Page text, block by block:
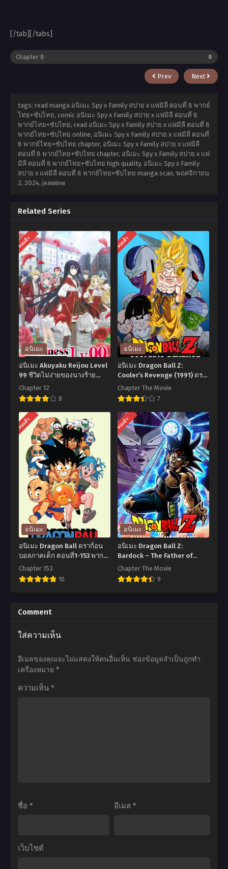
[/tab][/tabs]
Prev Next
tags: read manga อนิเมะ Spy x Family สปาย x แฟมิลี ตอนที่ 8 พากย์
ไทย+ซับไทย, comic อนิเมะ Spy x Family สปาย x แฟมิลี ตอนที่ 8
พากย์ไทย+ซับไทย, read อนิเมะ Spy x Family สปาย x แฟมิลี ตอนที่ 8
พากย์ไทย+ซับไทย online, อนิเมะ Spy x Family สปาย x แฟมิลี ตอนที่
8 พากย์ไทย+ซับไทย chapter, อนิเมะ Spy x Family สปาย x แฟมิลี
ตอนที่ 8 พากย์ไทย+ซับไทย chapter, อนิเมะ Spy x Family สปาย x แฟ
มิลี ตอนที่ 8 พากย์ไทย+ซับไทย high quality, อนิเมะ Spy x Family
สปาย x แฟมิลี ตอนที่ 8 พากย์ไทย+ซับไทย manga scan, พฤศจิกายน
2, 2024, jeawinw
Related Series
จบแล้ว
อนิเมะ
อนิเมะ Akuyaku Reijou Level
99 ชีวิตไม่ง่ายของนางร้าย
LV99 ตอนที่1-12 ซับไทย
Chapter 12
8
อ
นิ
เมะ
Akuyaku
Reijou
Level
99
ชีวิต
ไม่
ง่าย
ของ
นาง
ร้าย
ตอน
ที่1-
12
ไทย
จบแล้ว
อนิเมะ
อนิเมะ Dragon Ball Z:
Cooler’s Revenge (1991) ดรา
ก้อนบอลแซด เดอะมูฟวี่ 05: การ
แก้แค้นของคูลเลอร์ พากย์ไทย
Chapter The Movie
7
อ
นิ
เมะ
Dragon
Ball
Z:
Cooler’s
Revenge
(1991)
ดรา
ก้อน
บอล
แซด
วี่
แก้
จบแล้ว
อนิเมะ
อนิเมะ Dragon Ball ดราก้อน
บอลภาคเด็ก ตอนที่1-153 พากย์
ไทย
Chapter 153
10
นิ
เมะ
Dragon
ดรา
บอล
จบแล้ว
อนิเมะ
อนิเมะ Dragon Ball Z:
Bardock – The Father of
Goku (1990) บาร์ดัค ท่านพ่อ
ของโกคู พากย์ไทย
Chapter The Movie
9
เมะ
Ball
ท่าน
Comment
ใส่ความเห็น
อีเมลของคุณจะไม่แสดงให้คนอื่นเห็น ช่องข้อมูลจำเป็นถูกทำ
เครื่องหมาย *
ความเห็น *
ชื่อ * อีเมล *
เว็บไซต์